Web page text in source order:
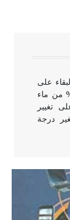
خاصة،
على
حتى لو فقدت 40% من ماء
تغيير
درجة
الطب
تنظيم
الرأس.
الطب من